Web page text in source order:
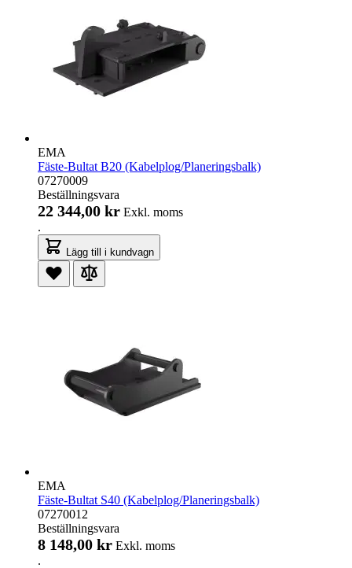
EMA
Fäste-Bultat B20 (Kabelplog/Planeringsbalk)
07270009
Beställningsvara
22 344,00 kr Exkl. moms
.
Lägg till i kundvagn
EMA
Fäste-Bultat S40 (Kabelplog/Planeringsbalk)
07270012
Beställningsvara
8 148,00 kr Exkl. moms
.